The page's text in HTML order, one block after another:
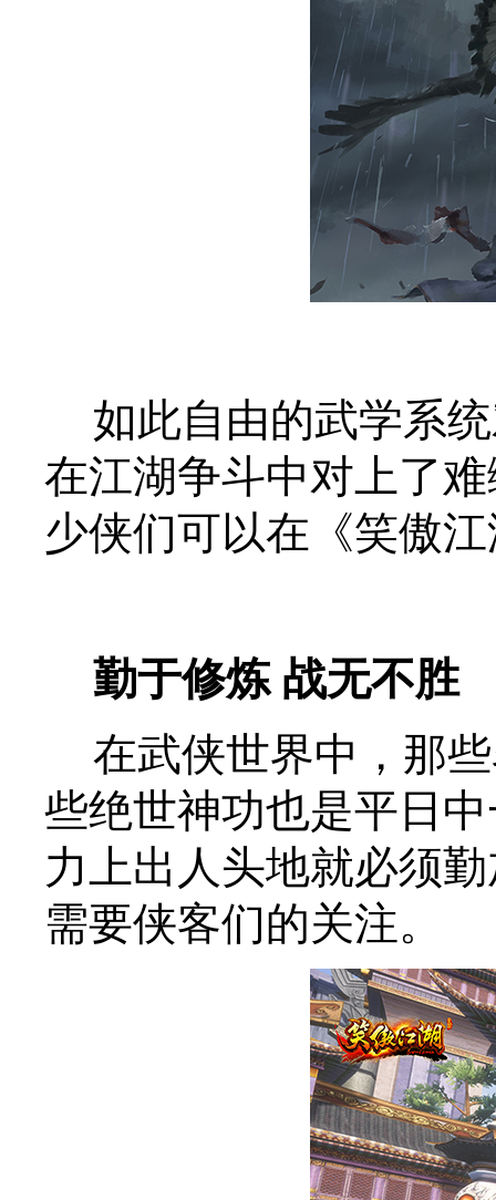
如此自由的武学系统
在江湖争斗中对上了
少侠们可以在《笑傲
勤于修炼 战无不胜
在武侠世界中，那些
些绝世神功也是平日
力上出人头地就必须
需要侠客们的关注。